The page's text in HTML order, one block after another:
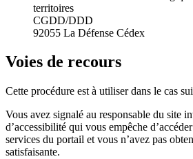
territoires
CGDD/DDD
92055 La Défense Cédex
Voies de recours
Cette procédure est à utiliser dans le cas
Vous avez signalé au responsable du site
d’accessibilité qui vous empêche
services du portail et vous n’avez pas
satisfaisante.